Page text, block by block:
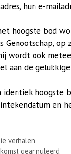
hun e-
hoogste bod
Genootschap,
wordt ook
aan de
identiek hoogste
en
verhalen
geannuleerd